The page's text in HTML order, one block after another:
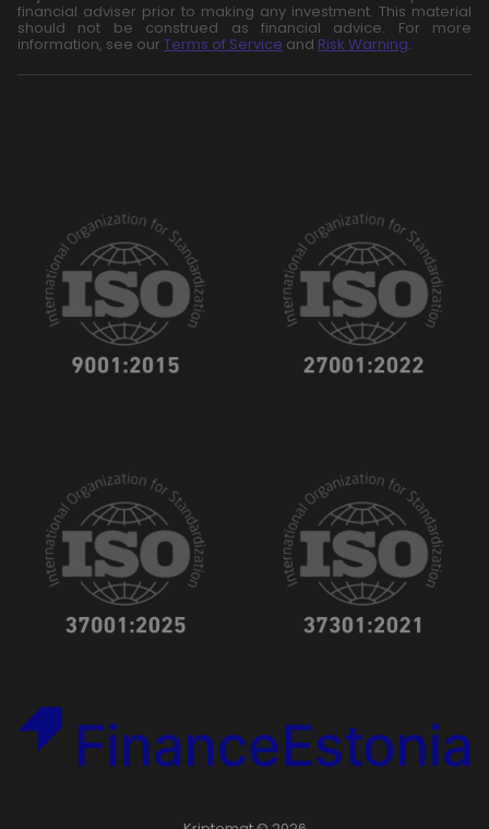
financial adviser prior to making any investment. This material
should not be construed as financial advice. For more
information, see our Terms of Service and Risk Warning.